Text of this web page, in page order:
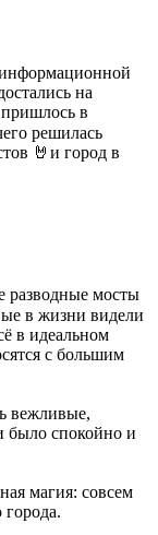
информационной
на
в
решилась
🤘и город в
разводные мосты
в жизни видели
в идеальном
с большим
вежливые,
было спокойно и
магия: совсем
города.